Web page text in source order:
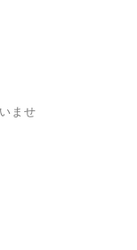
ませ